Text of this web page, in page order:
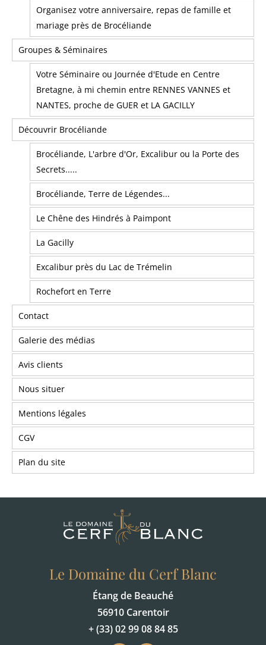
Organisez votre anniversaire, repas de famille et
mariage près de Brocéliande
Groupes & Séminaires
Votre Séminaire ou Journée d'Etude en Centre
Bretagne, à mi chemin entre RENNES VANNES et
NANTES, proche de GUER et LA GACILLY
Découvrir Brocéliande
Brocéliande, L'arbre d'Or, Excalibur ou la Porte des
Secrets.....
Brocéliande, Terre de Légendes...
Le Chêne des Hindrés à Paimpont
La Gacilly
Excalibur près du Lac de Trémelin
Rochefort en Terre
Contact
Galerie des médias
Avis clients
Nous situer
Mentions légales
CGV
Plan du site
Le Domaine du Cerf Blanc
Étang de Beauché
56910 Carentoir
+ (33) 02 99 08 84 85